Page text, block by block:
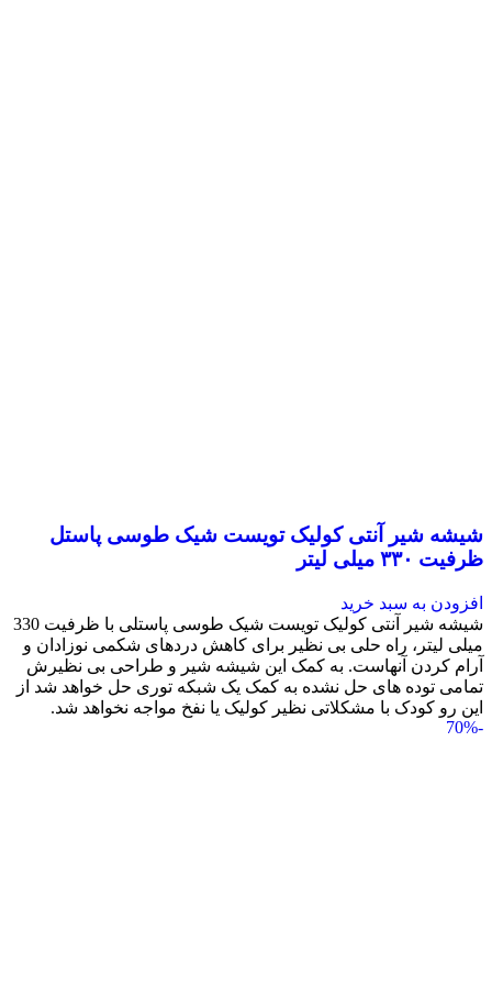
شیشه شیر آنتی کولیک تویست شیک طوسی پاستل
ظرفیت ۳۳۰ میلی لیتر
افزودن به سبد خرید
شیشه شیر آنتی کولیک تویست شیک طوسی پاستلی با ظرفیت 330
میلی لیتر، راه حلی بی نظیر برای کاهش دردهای شکمی نوزادان و
آرام کردن آنهاست. به کمک این شیشه شیر و طراحی بی نظیرش
تمامی توده های حل نشده به کمک یک شبکه توری حل خواهد شد از
این رو کودک با مشکلاتی نظیر کولیک یا نفخ مواجه نخواهد شد.
-70%